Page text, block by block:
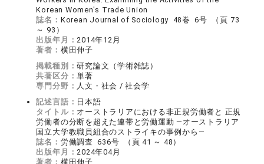
Korean Women's Trade Union
誌名： Korean Journal of Sociology 48巻 6号 （頁 73
～ 93）
出版年月： 2014年12月
著者： 横田伸子
掲載種別：研究論文（学術雑誌）
共著区分：単著
専門分野： 人文・社会 / 社会学
記述言語： 日本語
タイトル： オーストラリアにおける非正規労働者と 正規
労働者の分断を超えた連帯と労働運動 —オーストラリア
国立大学教職員組合のストライキの事例から—
誌名： 労働調査 636号 （頁 41 ～ 48）
出版年月： 2024年04月
著者： 横田伸子